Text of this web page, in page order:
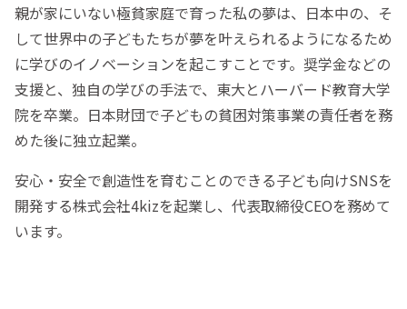
親が家にいない極貧家庭で育った私の夢は、日本中の、そ
して世界中の子どもたちが夢を叶えられるようになるため
に学びのイノベーションを起こすことです。奨学金などの
支援と、独自の学びの手法で、東大とハーバード教育大学
院を卒業。日本財団で子どもの貧困対策事業の責任者を務
めた後に独立起業。
安心・安全で創造性を育むことのできる子ども向けSNSを
開発する株式会社4kizを起業し、代表取締役CEOを務めて
います。